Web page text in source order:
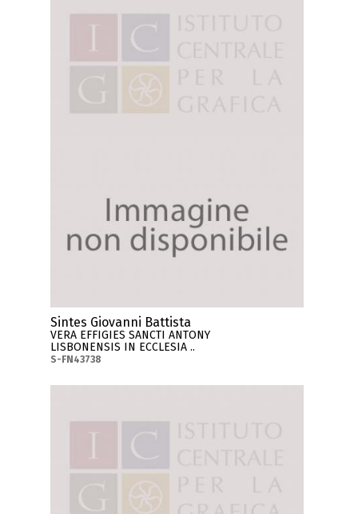
Sintes Giovanni Battista
VERA EFFIGIES SANCTI ANTONY
LISBONENSIS IN ECCLESIA ..
S-FN43738